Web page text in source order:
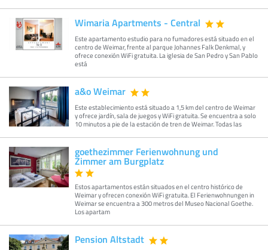
Wimaria Apartments - Central
Este apartamento estudio para no fumadores está situado en el
centro de Weimar, frente al parque Johannes Falk Denkmal, y
ofrece conexión WiFi gratuita. La iglesia de San Pedro y San Pablo
está
a&o Weimar
Este establecimiento está situado a 1,5 km del centro de Weimar
y ofrece jardín, sala de juegos y WiFi gratuita. Se encuentra a solo
10 minutos a pie de la estación de tren de Weimar. Todas las
goethezimmer Ferienwohnung und
Zimmer am Burgplatz
Estos apartamentos están situados en el centro histórico de
Weimar y ofrecen conexión WiFi gratuita. El Ferienwohnungen in
Weimar se encuentra a 300 metros del Museo Nacional Goethe.
Los apartam
Pension Altstadt